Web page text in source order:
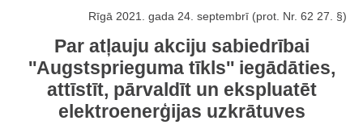
Rīgā 2021. gada 24. septembrī (prot. Nr. 62 27. §)
Par atļauju akciju sabiedrībai
''Augstsprieguma tīkls'' iegādāties,
attīstīt, pārvaldīt un ekspluatēt
elektroenerģijas uzkrātuves